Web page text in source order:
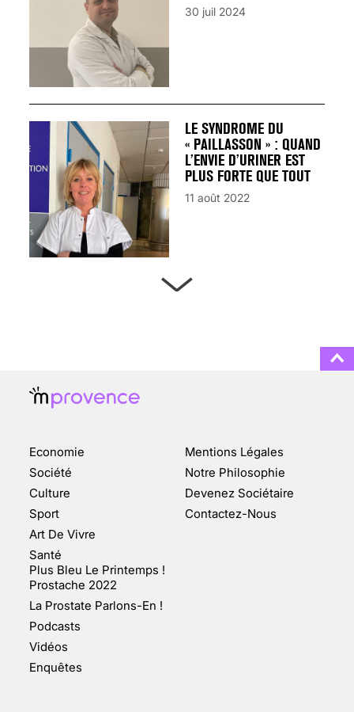
30 juil 2024
LE SYNDROME DU
« PAILLASSON » : QUAND
L’ENVIE D’URINER EST
PLUS FORTE QUE TOUT
11 août 2022
CHANGEMENT DE SEXE :
DES DEMANDES
TOUJOURS PLUS
NOMBREUSES
Economie
Société
Culture
Sport
Art De Vivre
Santé
Plus Bleu Le Printemps !
Prostache 2022
La Prostate Parlons-En !
Podcasts
Vidéos
Enquêtes
Mentions Légales
Notre Philosophie
Devenez Sociétaire
Contactez-Nous